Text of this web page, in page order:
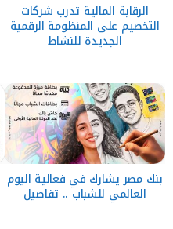
الرقابة المالية تدرب شركات
التخصيم على المنظومة الرقمية
الجديدة للنشاط
بنك مصر يشارك في فعالية اليوم
العالمي للشباب .. تفاصيل